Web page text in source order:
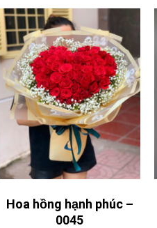
Hoa hồng hạnh phúc –
0045